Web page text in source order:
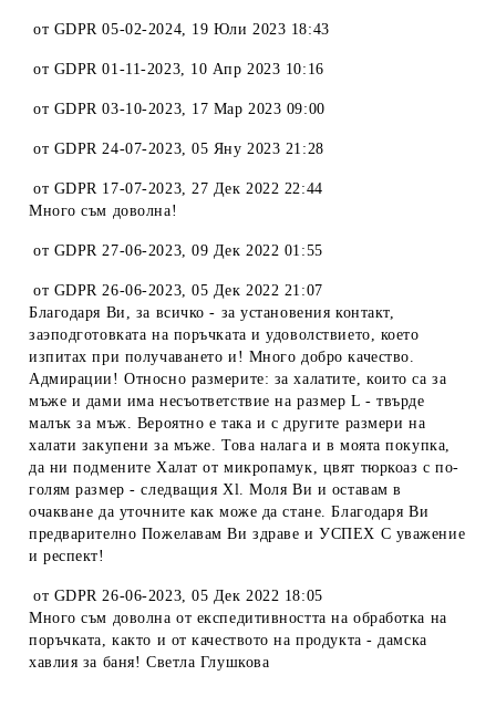
от GDPR 05-02-2024, 19 Юли 2023 18:43
от GDPR 01-11-2023, 10 Апр 2023 10:16
от GDPR 03-10-2023, 17 Мар 2023 09:00
от GDPR 24-07-2023,05 Яну 2023 21:28
от GDPR 17-07-2023,27 Дек 2022 22:44
Много съм доволна!
от GDPR 27-06-2023,09 Дек 2022 01:55
от GDPR 26-06-2023,05 Дек 2022 21:07
Благодаря Ви, за всичко - за установения контакт,
заэподготовката на поръчката и удоволствието, което
изпитах при получаването и! Много добро качество.
Адмирации! Относно размерите: за халатите, които са за
мъже и дами има несъответствие на размер L - твърде
малък за мъж. Вероятно е така и с другите размери на
халати закупени за мъже. Това налага и в моята покупка,
да ни подмените Халат от микропамук, цвят тюркоаз с по-
голям размер - следващия Xl. Моля Ви и оставам в
очакване да уточните как може да стане. Благодаря Ви
предварително Пожелавам Ви здраве и УСПЕХ С уважение
и респект!
от GDPR 26-06-2023,05 Дек 2022 18:05
Много съм доволна от експедитивността на обработка на
поръчката, както и от качеството на продукта - дамска
хавлия за баня! Светла Глушкова